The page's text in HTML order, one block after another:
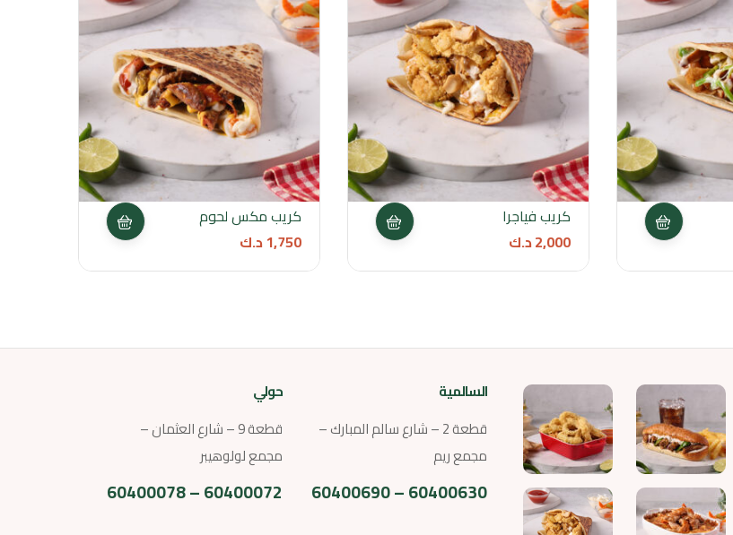
كريب فياجرا
2,000د.ك
كريب مكس لحوم
1,750د.ك
السالمية
قطعة 2 – شارع سالم المبارك –
مجمع ريم
60400630 – 60400690
حولي
قطعة 9 – شارع العثمان –
مجمع لولوهيبر
60400072 – 60400078